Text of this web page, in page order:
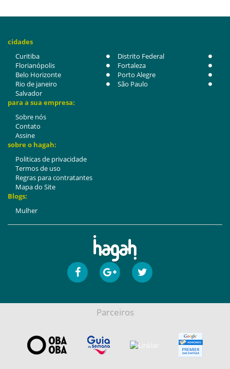
cidades
Curitiba
Distrito Federal
Florianópolis
Fortaleza
Belo Horizonte
Porto Alegre
Rio de janeiro
São Paulo
Salvador
para a sua empresa:
Sobre nós
Contato
Assine
sobre o hagah:
Politicas de privacidade
Termos de uso
Regras para contratantes
Mapa do Site
Blogs:
Mulher
Parceiros